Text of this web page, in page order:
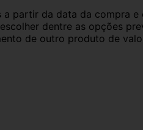
partir da data da compra
dentre as opções
de outro produto de